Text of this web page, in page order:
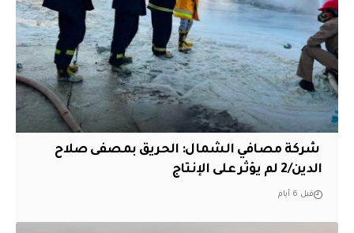
‏ شركة مصافي الشمال: الحريق بمصفى صلاح
الدين/2 لم يؤثر على الإنتاج
قبل 6 أيام